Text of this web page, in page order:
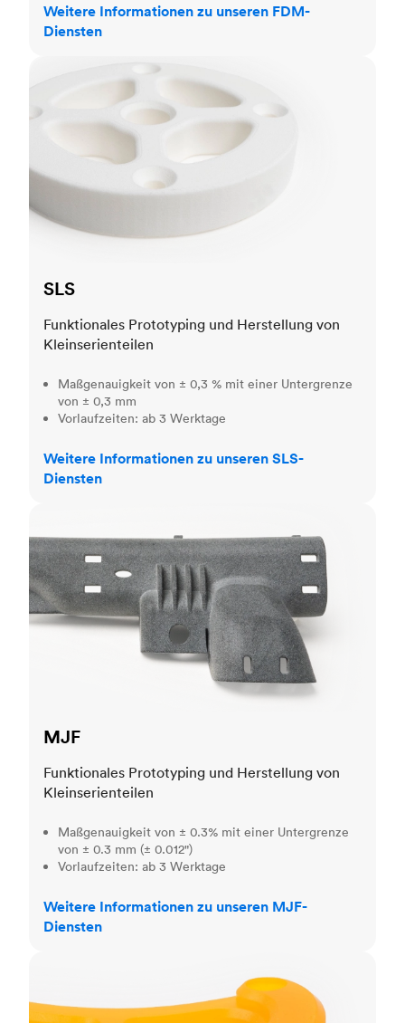
Weitere Informationen zu unseren FDM-
Diensten
SLS
Funktionales Prototyping und Herstellung von
Kleinserienteilen
Maßgenauigkeit von ± 0,3 % mit einer Untergrenze
von ± 0,3 mm
Vorlaufzeiten: ab 3 Werktage
Weitere Informationen zu unseren SLS-
Diensten
MJF
Funktionales Prototyping und Herstellung von
Kleinserienteilen
Maßgenauigkeit von ± 0.3% mit einer Untergrenze
von ± 0.3 mm (± 0.012")
Vorlaufzeiten: ab 3 Werktage
Weitere Informationen zu unseren MJF-
Diensten